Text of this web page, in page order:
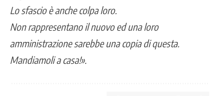
Lo sfascio è anche colpa loro.
Non rappresentano il nuovo ed una loro
amministrazione sarebbe una copia di questa.
Mandiamoli a casa!».